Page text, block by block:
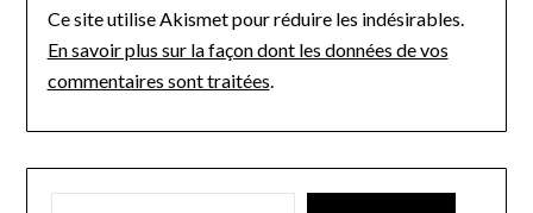
Ce site utilise Akismet pour réduire les indésirables.
En savoir plus sur la façon dont les données de vos
commentaires sont traitées.